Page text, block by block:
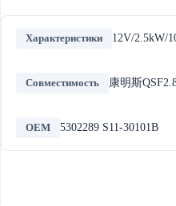
Характеристики 12V/2.5kW/
Совместимость 康明斯
OEM 5302289 S11-30101B